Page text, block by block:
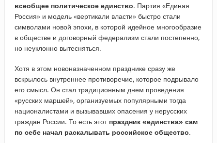
всеобщее политическое единство. Партия «Единая
Россия» и модель «вертикали власти» быстро стали
символами новой эпохи, в которой идейное многообразие
в обществе и договорный федерализм стали постепенно,
но неуклонно вытесняться.
Хотя в этом новоназначенном празднике сразу же
вскрылось внутреннее противоречие, которое подрывало
его смысл. Он стал традиционным днем проведения
«русских маршей», организуемых популярными тогда
националистами и вызывавших опасения у нерусских
граждан России. То есть этот праздник «единства» сам
по себе начал раскалывать российское общество.